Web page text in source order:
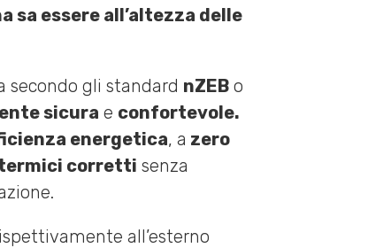
sa essere all’altezza delle
secondo gli standard nZEB o
sicura e confortevole.
energetica, a zero
corretti senza
all’esterno